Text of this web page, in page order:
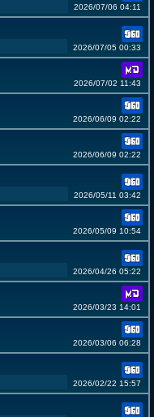
2026/07/06 04:11
2026/07/05 00:33
2026/07/02 11:43
2026/06/09 02:22
2026/06/09 02:22
2026/05/11 03:42
2026/05/09 10:54
2026/04/26 05:22
2026/03/23 14:01
2026/03/06 06:28
2026/02/22 15:57